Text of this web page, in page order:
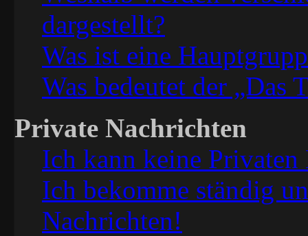
dargestellt?
Was ist eine
Was bedeutet der „Das
Private Nachrichten
Ich kann keine
Ich bekomme ständig
Nachrichten!